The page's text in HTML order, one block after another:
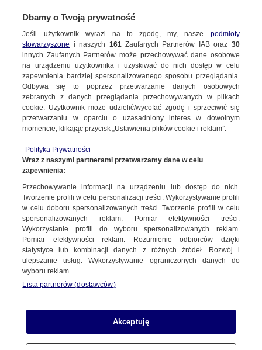
FAKTY PO FAKTACH
"Duże wzruszenie" Uznańskiego-
Wiśniewskiego. "To przybliża nas
do lądowania"
Oprac.
Mikołaj Gątkiewicz
6.04.2026, 20:28
Udostępnij
Dbamy o Twoją prywatność
Jeśli użytkownik wyrazi na to zgodę, my, nasze podmioty
stowarzyszone i naszych 161Zaufanych Partnerów IAB oraz 30
innych Zaufanych Partnerów może przechowywać dane osobowe
na urządzeniu użytkownika i uzyskiwać do nich dostęp w celu
zapewnienia bardziej spersonalizowanego sposobu przeglądania.
Odbywa się to poprzez przetwarzanie danych osobowych
zebranych z danych przeglądania przechowywanych w plikach
cookie. Użytkownik może udzielić/wycofać zgodę i sprzeciwić się
przetwarzaniu w oparciu o uzasadniony interes w dowolnym
momencie, klikając przycisk „Ustawienia plików cookie i reklam”.
Polityka Prywatności
Wraz z naszymi partnerami przetwarzamy dane w celu
zapewnienia:
Przechowywanie informacji na urządzeniu lub dostęp do nich.
Tworzenie profili w celu personalizacji treści. Wykorzystywanie profili
w celu doboru spersonalizowanych treści. Tworzenie profili w celu
spersonalizowanych reklam. Pomiar efektywności treści.
Wykorzystanie profili do wyboru spersonalizowanych reklam.
Pomiar efektywności reklam. Rozumienie odbiorców dzięki
statystyce lub kombinacji danych z różnych źródeł. Rozwój i
ulepszanie usług. Wykorzystywanie ograniczonych danych do
wyboru reklam.
Lista partnerów (dostawców)
Akceptuję